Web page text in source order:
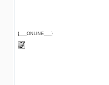
{___ONLINE___}